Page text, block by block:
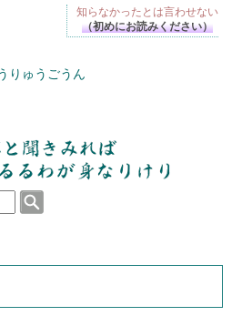
りゅうごうん
れば遊ばれ暮るるわが
けり
知らなかったとは言わせない
（初めにお読みください）